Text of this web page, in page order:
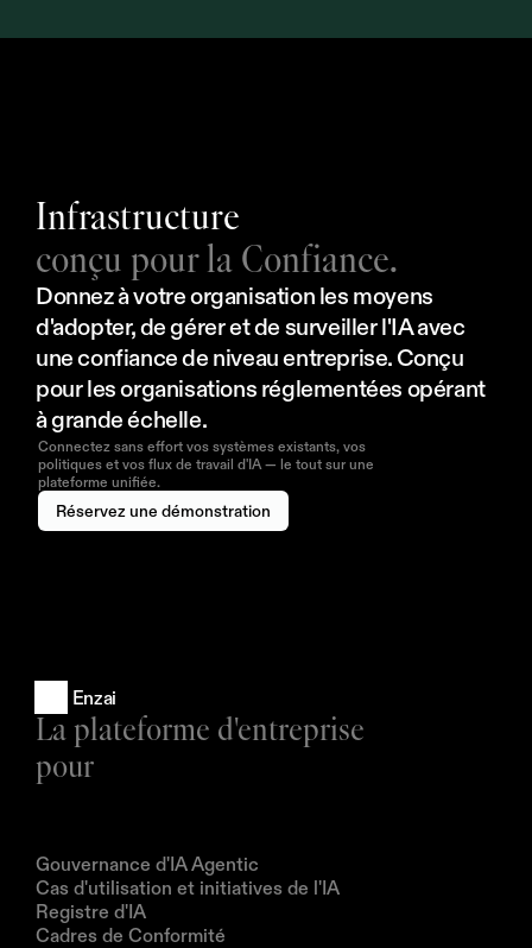
Infrastructure
conçu pour la Confiance.
Donnez à votre organisation les moyens
d'adopter, de gérer et de surveiller l'IA avec
une confiance de niveau entreprise. Conçu
pour les organisations réglementées opérant
à grande échelle.
Connectez sans effort vos systèmes existants, vos
politiques et vos flux de travail d'IA — le tout sur une
plateforme unifiée.
Réservez une démonstration
Enzai
La plateforme d'entreprise
pour
Gouvernance d'IA Agentic
Cas d'utilisation et initiatives de l'IA
Registre d'IA
Cadres de Conformité